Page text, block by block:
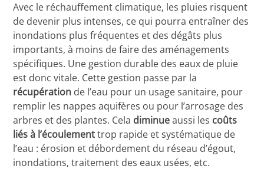
Avec le réchauffement climatique, les pluies risquent
de devenir plus intenses, ce qui pourra entraîner des
inondations plus fréquentes et des dégâts plus
importants, à moins de faire des aménagements
spécifiques. Une gestion durable des eaux de pluie
est donc vitale. Cette gestion passe par la
récupération de l’eau pour un usage sanitaire, pour
remplir les nappes aquifères ou pour l’arrosage des
arbres et des plantes. Cela diminueaussi les coûts
liés à l’écoulementtrop rapide et systématique de
l’eau : érosion et débordement du réseau d’égout,
inondations, traitement des eaux usées, etc.